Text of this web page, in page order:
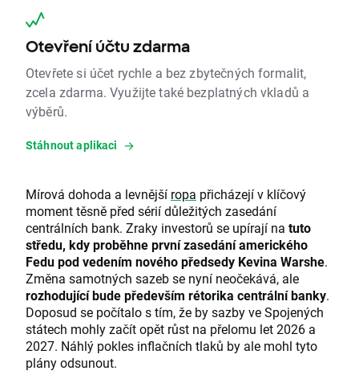
Otevření účtu zdarma
Otevřete si účet rychle a bez zbytečných formalit,
zcela zdarma. Využijte také bezplatných vkladů a
výběrů.
Stáhnout aplikaci
Mírová dohoda a levnější ropa přicházejí v klíčový
moment těsně před sérií důležitých zasedání
centrálních bank. Zraky investorů se upírají na tuto
středu, kdy proběhne první zasedání amerického
Fedu pod vedením nového předsedy Kevina Warshe.
Změna samotných sazeb se nyní neočekává, ale
rozhodující bude především rétorika centrální banky.
Doposud se počítalo s tím, že by sazby ve Spojených
státech mohly začít opět růst na přelomu let 2026 a
2027. Náhlý pokles inflačních tlaků by ale mohl tyto
plány odsunout.